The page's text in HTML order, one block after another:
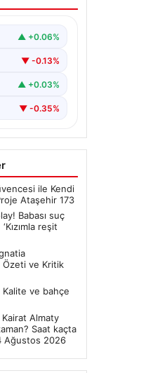
▲ +0.06%
▼ -0.13%
▲ +0.03%
▼ -0.35%
ile Kendi
Ataşehir 173
Babası suç
reşit
Özeti ve Kritik
Kalite ve bahçe
Almaty
Saat kaçta
Ağustos 2026